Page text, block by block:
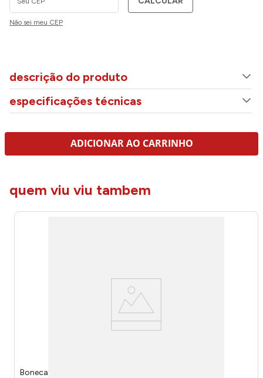
Não sei meu CEP
descrição do produto
especificações técnicas
ADICIONAR AO CARRINHO
quem viu viu tambem
Boneca K-pop Trix Gold Sora Rosa 1829 - Pupee